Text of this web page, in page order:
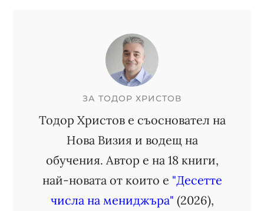
ЗА ТОДОР ХРИСТОВ
Тодор Христов е съосновател на
Нова Визия и водещ на
обучения. Автор е на 18 книги,
най-новата от които е "Десетте
числа на мениджъра" (2026),